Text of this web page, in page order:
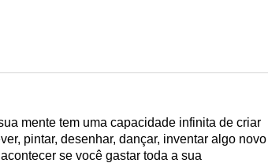
mente tem uma capacidade infinita de criar
pintar, desenhar, dançar, inventar algo novo
se você gastar toda a sua